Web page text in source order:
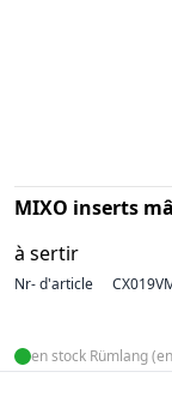
MIXO inserts
à sertir
Nr- d'article
en stock Rümlang